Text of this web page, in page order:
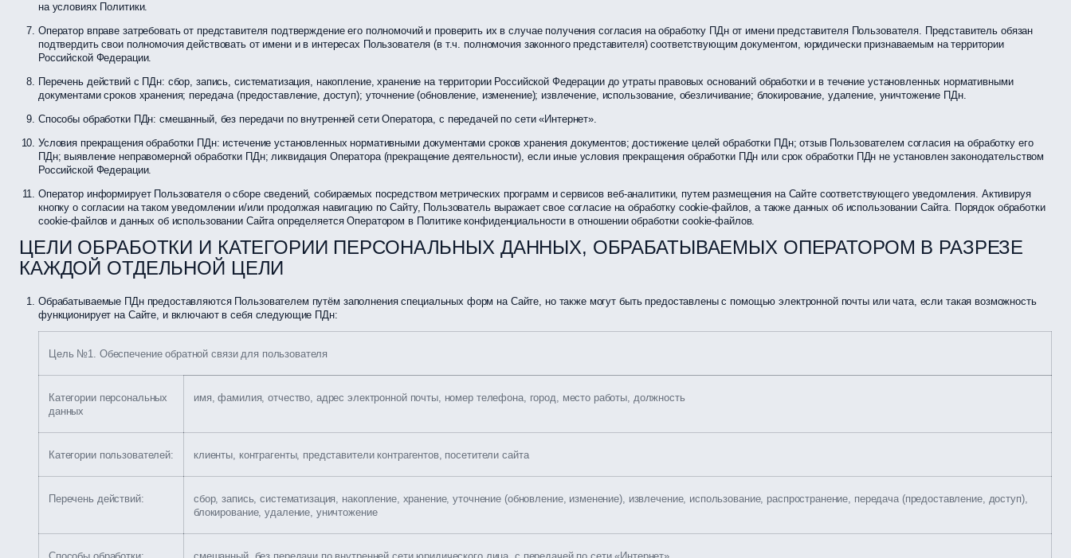
на условиях Политики.
Оператор вправе затребовать от представителя подтверждение его полномочий и проверить их в случае получения согласия на обработку ПДн от имени представителя Пользователя. Представитель обязан
подтвердить свои полномочия действовать от имени и в интересах Пользователя (в т.ч. полномочия законного представителя) соответствующим документом, юридически признаваемым на территории
Российской Федерации.
Перечень действий с ПДн: сбор, запись, систематизация, накопление, хранение на территории Российской Федерации до утраты правовых оснований обработки и в течение установленных нормативными
документами сроков хранения; передача (предоставление, доступ); уточнение (обновление, изменение); извлечение, использование, обезличивание; блокирование, удаление, уничтожение ПДн.
Способы обработки ПДн: смешанный, без передачи по внутренней сети Оператора, с передачей по сети «Интернет».
Условия прекращения обработки ПДн: истечение установленных нормативными документами сроков хранения документов; достижение целей обработки ПДн; отзыв Пользователем согласия на обработку его
ПДн; выявление неправомерной обработки ПДн; ликвидация Оператора (прекращение деятельности), если иные условия прекращения обработки ПДн или срок обработки ПДн не установлен законодательством
Российской Федерации.
Оператор информирует Пользователя о сборе сведений, собираемых посредством метрических программ и сервисов веб-аналитики, путем размещения на Сайте соответствующего уведомления. Активируя
кнопку о согласии на таком уведомлении и/или продолжая навигацию по Сайту, Пользователь выражает свое согласие на обработку cookie-файлов, а также данных об использовании Сайта. Порядок обработки
cookie-файлов и данных об использовании Сайта определяется Оператором в Политике конфиденциальности в отношении обработки cookie-файлов.
ЦЕЛИ ОБРАБОТКИ И КАТЕГОРИИ ПЕРСОНАЛЬНЫХ ДАННЫХ, ОБРАБАТЫВАЕМЫХ ОПЕРАТОРОМ В РАЗРЕЗЕ
КАЖДОЙ ОТДЕЛЬНОЙ ЦЕЛИ
Обрабатываемые ПДн предоставляются Пользователем путём заполнения специальных форм на Сайте, но также могут быть предоставлены с помощью электронной почты или чата, если такая возможность
функционирует на Сайте, и включают в себя следующие ПДн:
Цель №1. Обеспечение обратной связи для пользователя
Категории персональных
данных
имя, фамилия, отчество, адрес электронной почты, номер телефона, город, место работы, должность
Категории пользователей: клиенты, контрагенты, представители контрагентов, посетители сайта
Перечень действий:
сбор, запись, систематизация, накопление, хранение, уточнение (обновление, изменение), извлечение, использование, распространение, передача (предоставление, доступ),
блокирование, удаление, уничтожение